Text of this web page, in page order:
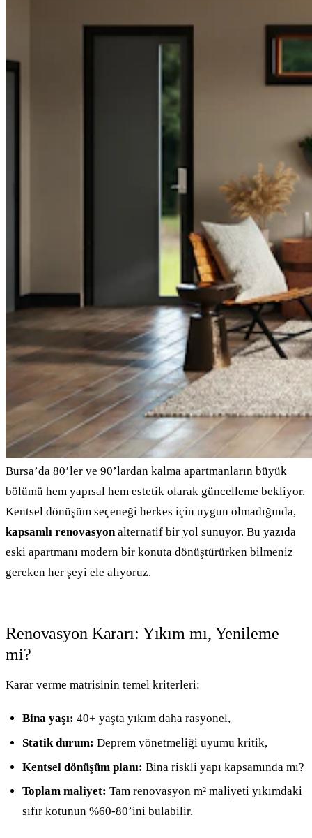
Bursa’da 80’ler ve 90’lardan kalma apartmanların büyük
bölümü hem yapısal hem estetik olarak güncelleme bekliyor.
Kentsel dönüşüm seçeneği herkes için uygun olmadığında,
kapsamlı renovasyonalternatif bir yol sunuyor. Bu yazıda
eski apartmanı modern bir konuta dönüştürürken bilmeniz
gereken her şeyi ele alıyoruz.
Renovasyon Kararı: Yıkım mı, Yenileme
mi?
Karar verme matrisinin temel kriterleri:
Bina yaşı: 40+ yaşta yıkım daha rasyonel,
Statik durum: Deprem yönetmeliği uyumu kritik,
Kentsel dönüşüm planı: Bina riskli yapı kapsamında mı?
Toplam maliyet: Tam renovasyon m² maliyeti yıkımdaki
sıfır kotunun %60-80’ini bulabilir.